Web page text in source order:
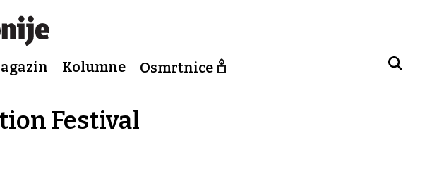
Kolumne Osmrtnice
Festival